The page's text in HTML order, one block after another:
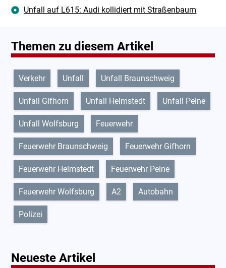
Unfall auf L615: Audi kollidiert mit Straßenbaum
Themen zu diesem Artikel
Verkehr Unfall Unfall Braunschweig
Unfall Gifhorn Unfall Helmstedt Unfall Peine
Unfall Wolfsburg Feuerwehr
Feuerwehr Braunschweig Feuerwehr Gifhorn
Feuerwehr Helmstedt Feuerwehr Peine
Feuerwehr Wolfsburg A2 Autobahn
Polizei
Neueste Artikel